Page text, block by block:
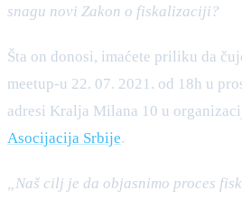
snagu novi Zakon o fiskalizaciji?
Šta on donosi, imaćete priliku da
meetup-u 22. 07. 2021. od 18h u
adresi Kralja Milana 10 u
Asocijacija Srbije.
„Naš cilj je da objasnimo proces